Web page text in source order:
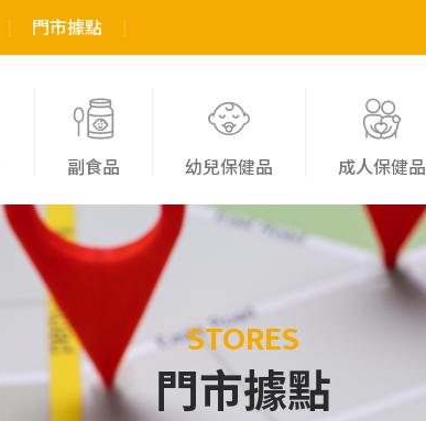
門市據點
副食品 幼兒保健品 成人保健品
STORES
門市據點